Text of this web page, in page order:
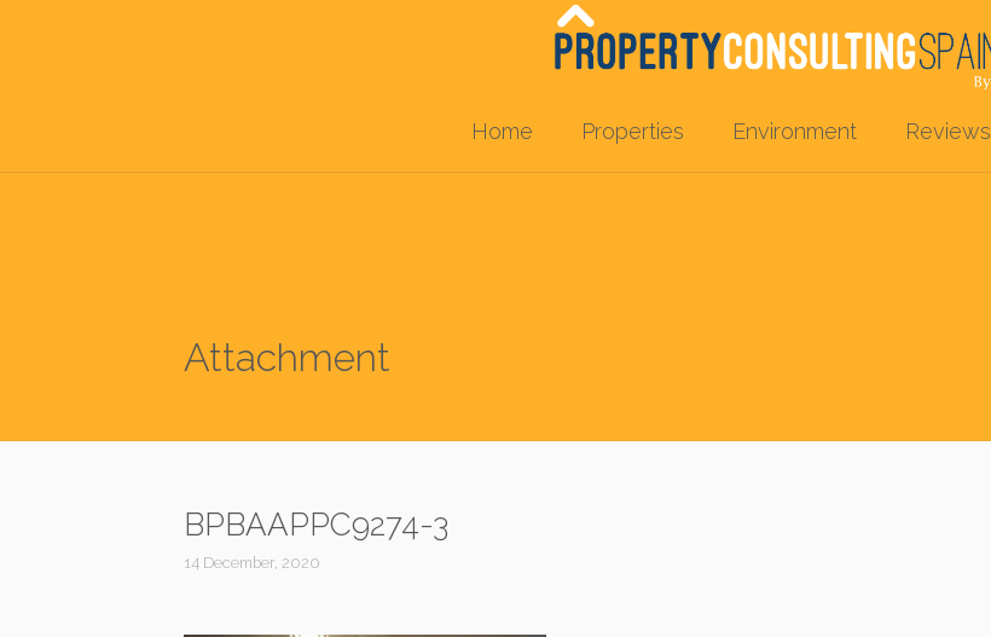
Home Properties Environment Reviews
Attachment
BPBAAPPC9274-3
14 December, 2020